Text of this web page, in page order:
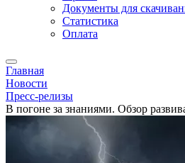
Документы для
Статистика
Оплата
Главная
Новости
Пресс-релизы
В погоне за знаниями. Обзор